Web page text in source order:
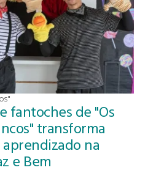
fantoches de "Os
transforma
na
e Bem